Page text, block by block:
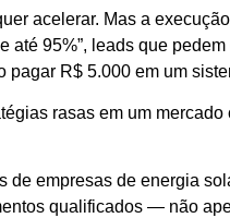
acelerar. Mas a
até 95%”, leads que
R$ 5.000 em um
rasas em um
empresas de energia
qualificados — não